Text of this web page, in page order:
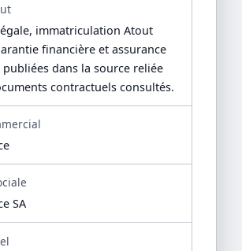
immatriculation Atout
financière et assurance
publiées dans la source reliée
contractuels consultés.
SA